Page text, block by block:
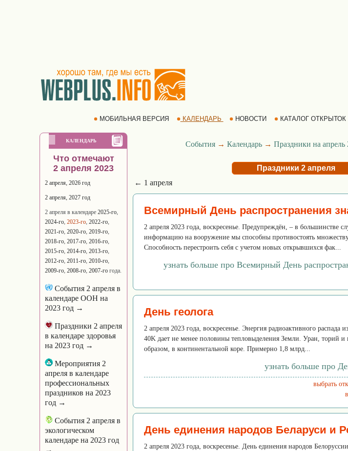
МОБИЛЬНАЯ ВЕРСИЯ КАЛЕНДАРЬ НОВОСТИ КАТАЛОГ ОТКРЫТОК
КАЛЕНДАРЬ
Что отмечают
2 апреля 2023
2 апреля, 2026 год
2 апреля, 2027 год
2 апреля в календаре 2025-го,
2024-го, 2023-го, 2022-го,
2021-го, 2020-го, 2019-го,
2018-го, 2017-го, 2016-го,
2015-го, 2014-го, 2013-го,
2012-го, 2011-го, 2010-го,
2009-го, 2008-го, 2007-го года.
События 2 апреля в
календаре ООН на
2023 год →
Праздники 2 апреля
в календаре здоровья
на 2023 год →
Мероприятия 2
апреля в календаре
профессиональных
праздников на 2023
год →
События 2 апреля в
экологическом
календаре на 2023 год
События→ Календарь→ Праздники на апрель
Праздники 2 апреля
← 1 апреля
Всемирный День распространения
2 апреля 2023 года, воскресенье. Предупреждён, – в большинстве
информацию на вооружение мы способны противостоять
Способность перестроить себя с учетом новых открывшихся фак...
узнать больше про Всемирный День
День геолога
2 апреля 2023 года, воскресенье. Энергия радиоактивного распада
40K дает не менее половины тепловыделения Земли. Уран, торий и
образом, в континентальной коре. Примерно 1,8 млрд...
узнать больше про
выбрать
День единения народов Беларуси и
2 апреля 2023 года, воскресенье. День единения народов